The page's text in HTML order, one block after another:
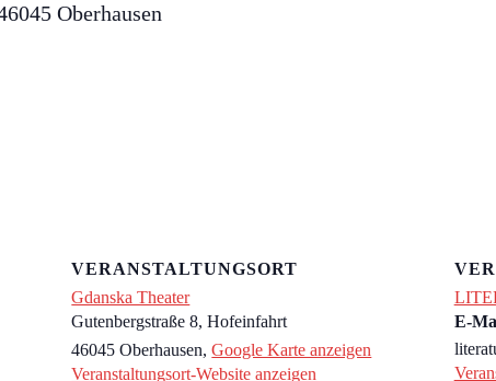
Oberhausen
VERANSTALTUNGSORT
Gdanska Theater
Gutenbergstraße 8, Hofeinfahrt
46045 Oberhausen, Google Karte anzeigen
Veranstaltungsort-Website anzeigen
E-